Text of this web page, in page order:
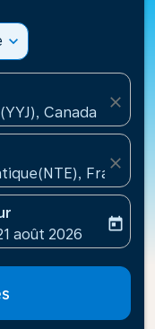
expand_more
Canada
close
France
close
labelreturn-date-
août 2026
today